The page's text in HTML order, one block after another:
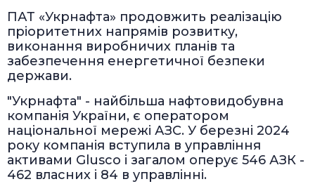
ПАТ «Укрнафта» продовжить реалізацію
пріоритетних напрямів розвитку,
виконання виробничих планів та
забезпечення енергетичної безпеки
держави.
"Укрнафта" - найбільша нафтовидобувна
компанія України, є оператором
національної мережі АЗС. У березні 2024
року компанія вступила в управління
активами Glusco і загалом оперує 546 АЗК -
462 власних і 84 в управлінні.